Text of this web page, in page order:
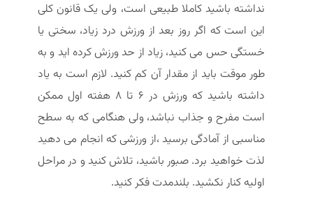
نداشته باشید کاملا طبیعی است، ولی یک قانون کلی
این است که اگر روز بعد از ورزش درد زیاد، سختی یا
خستگی حس می کنید، زیاد از حد ورزش کرده اید و به
طور موقت باید از مقدار آن کم کنید. لازم است به یاد
داشته باشید که ورزش در 6 تا 8 هفته اول ممکن
است مفرح و جذاب نباشد، ولی هنگامی که به سطح
مناسبی از آمادگی برسید ،از ورزشی که انجام می دهید
لذت خواهید برد. صبور باشید، تلاش کنید و در مراحل
اولیه کنار نکشید. بلندمدت فکر کنید.